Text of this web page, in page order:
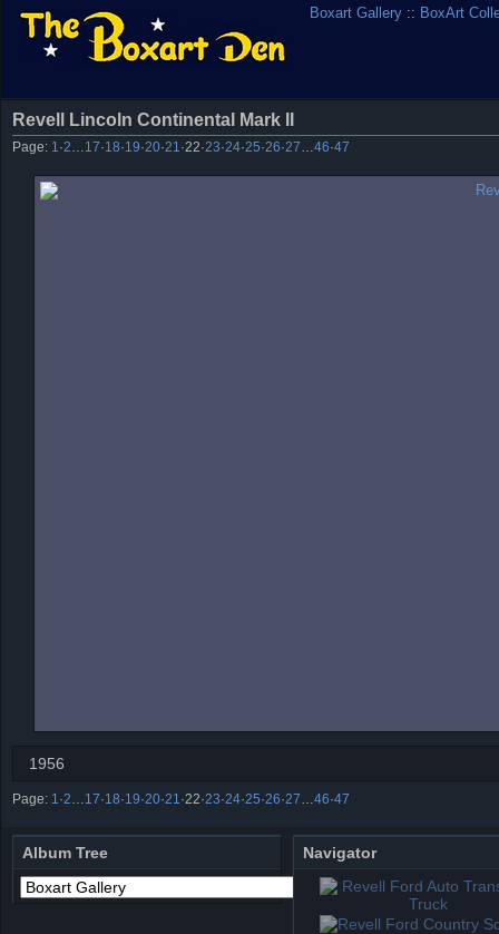
Boxart Gallery :: BoxArt
Revell Lincoln Continental Mark II
Page: 1 ·2 17·18·19·20·21 ·22·23·24·25·26·27 46·47
1956
Page: 1 ·2 17·18·19·20·21 ·22·23·24·25·26·27 46·47
Album Tree Navigator